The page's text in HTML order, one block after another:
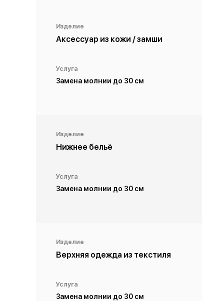
Изделие
Аксессуар из кожи / замши
Услуга
Замена молнии до 30 см
Изделие
Нижнее бельё
Услуга
Замена молнии до 30 см
Изделие
Верхняя одежда из текстиля
Услуга
Замена молнии до 30 см